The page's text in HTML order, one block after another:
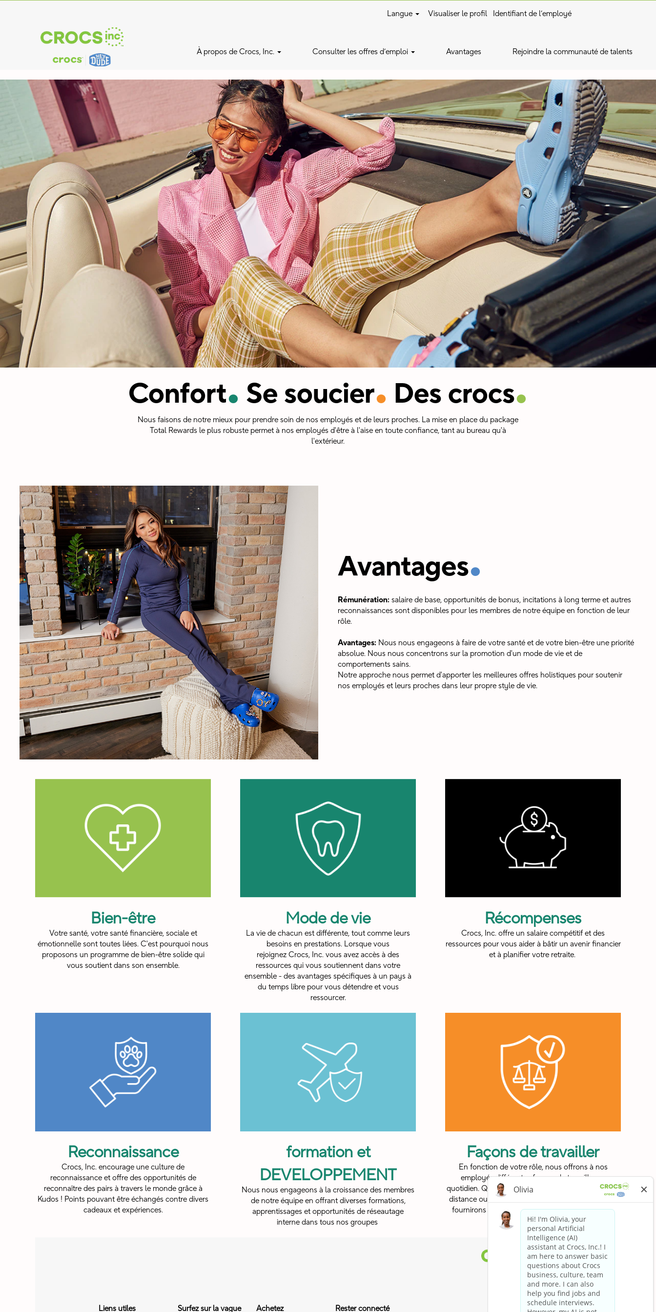
Langue Visualiser le profil Identifiant de l’employé
À propos de Crocs, Inc. Consulter les offres d’emploi Avantages Rejoindre la communauté de talents
Confort.Se soucier. Des crocs.
Nous faisons de notre mieux pour prendre soin de nos employés et de leurs proches. La mise en place du package
Total Rewards le plus robuste permet à nos employés d'être à l'aise en toute confiance, tant au bureau qu'à
l'extérieur.
Avantages.
Rémunération: salaire de base, opportunités de bonus, incitations à long terme et autres
reconnaissances sont disponibles pour les membres de notre équipe en fonction de leur
rôle.
Avantages: Nous nous engageons à faire de votre santé et de votre bien-être une priorité
absolue. Nous nous concentrons sur la promotion d'un mode de vie et de
comportements sains.
Notre approche nous permet d'apporter les meilleures offres holistiques pour soutenir
nos employés et leurs proches dans leur propre style de vie.
Bien-être
Votre santé, votre santé financière, sociale et
émotionnelle sont toutes liées. C'est pourquoi nous
proposons un programme de bien-être solide qui
vous soutient dans son ensemble.
Mode de vie
La vie de chacun est différente, tout comme leurs
besoins en prestations. Lorsque vous
rejoignez Crocs, Inc. vous avez accès à des
ressources qui vous soutiennent dans votre
ensemble - des avantages spécifiques à un pays à
du temps libre pour vous détendre et vous
ressourcer.
Récompenses
Crocs, Inc. offre un salaire compétitif et des
ressources pour vous aider à bâtir un avenir financier
et à planifier votre retraite. ​
Reconnaissance
Crocs, Inc. encourage une culture de
reconnaissance et offre des opportunités de
reconnaître des pairs à travers le monde grâce à
Kudos ! Points pouvant être échangés contre divers
cadeaux et expériences.
formation et
DEVELOPPEMENT
Nous nous engageons à la croissance des membres
de notre équipe en offrant diverses formations,
apprentissages et opportunités de réseautage
interne dans tous nos groupes ​
Façons de travailler
En fonction de votre rôle, nous offrons à nos
employés différentes façons de travailler au
quotidien. Que ce soit sur place avec votre équipe, à
distance ou une combinaison des deux, nous vous
fournirons un environnement de travail favorable
pour réussir.
Liens utiles Surfez sur la vague Achetez Rester connecté